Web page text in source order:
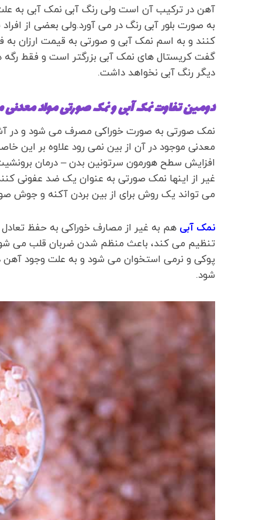
آهن در ترکیب آن است ولی رنگ آبی نمک آبی به
به صورت بلور آبی رنگ در می آورد.ولی بعضی از
کنند و به اسم نمک آبی و صورتی به قیمت ارزان
گفت کریستال های نمک آبی بزرگتر است و فقط
دیگر رنگ آبی نخواهد داشت.
دومین تفاوت نمک آبی و نمک صورتی مواد
نمک صورتی به صورت خوراکی مصرف می شود و در
معدنی موجود در آن از بین نمی رود علاوه بر این
افزایش سطح هورمون سرتونین بدن – درمان
غیر از اینها نمک صورتی به عنوان یک ضد عفونی
می تواند یک روش برای از بین بردن آکنه و جوش
نمک آبی هم به غیر از مصارف خوراکی به حفظ
تنظیم می کند، باعث منظم شدن ضربان قلب می
پوکی و نرمی استخوان می شود و به علت وجود
شود.